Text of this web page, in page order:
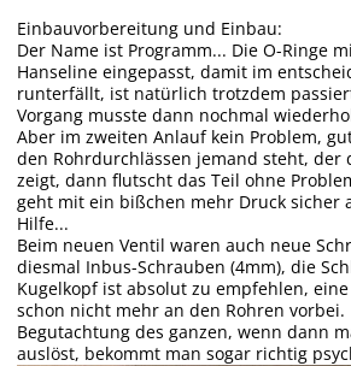
Einbauvorbereitung und Einbau:
Der Name ist Programm... Die O-Ringe
Hanseline eingepasst, damit im
runterfällt, ist natürlich trotzdem
Vorgang musste dann nochmal
Aber im zweiten Anlauf kein Problem,
den Rohrdurchlässen jemand steht, der
zeigt, dann flutscht das Teil ohne
geht mit ein bißchen mehr Druck sicher
Hilfe...
Beim neuen Ventil waren auch neue
diesmal Inbus-Schrauben (4mm), die
Kugelkopf ist absolut zu empfehlen,
schon nicht mehr an den Rohren vorbei.
Begutachtung des ganzen, wenn dann
auslöst, bekommt man sogar richtig